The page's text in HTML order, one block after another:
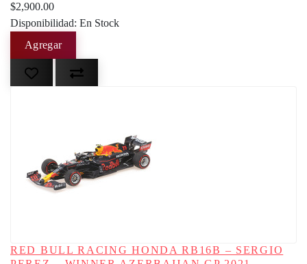
$2,900.00
Disponibilidad: En Stock
RED BULL RACING HONDA RB16B – SERGIO